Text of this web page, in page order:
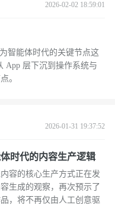
2026-02-02 18:59:01
智能体时代的关键节点这
App 层下沉到操作系统与
。
2026-01-31 19:37:52
时代的内容生产逻辑
容的核心生产方式正在发
生成的观察，再次预示了
，将不再仅由人工创意驱